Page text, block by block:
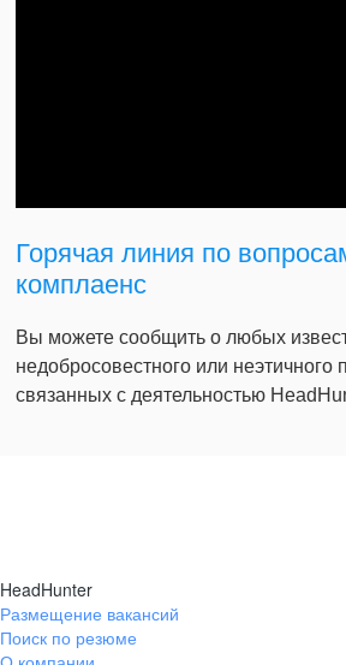
Горячая линия по
комплаенс
Вы можете сообщить о любых
недобросовестного или неэтичного
связанных с деятельностью
HeadHunter
Размещение вакансий
Поиск по резюме